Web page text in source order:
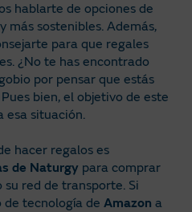
hablarte de opciones de
más sostenibles. Además,
para que regales
¿No te has encontrado
por pensar que estás
bien, el objetivo de este
esa situación.
hacer regalos es
de Naturgy para comprar
red de transporte. Si
tecnología de Amazon a